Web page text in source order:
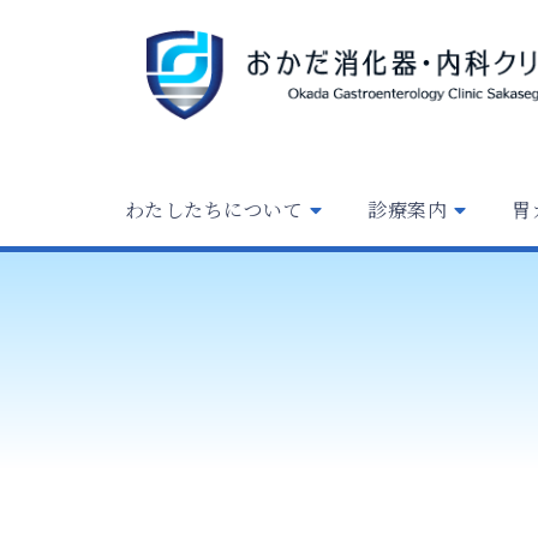
わたしたちについて 診療案内